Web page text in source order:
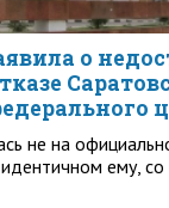
о
не на
ему,